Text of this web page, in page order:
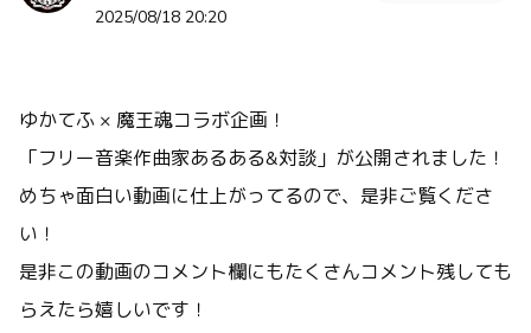
2025/08/18 20:20
ゆかてふ × 魔王魂コラボ企画！
「フリー音楽作曲家あるある&対談」が公開されました！
めちゃ面白い動画に仕上がってるので、是非ご覧くださ
い！
是非この動画のコメント欄にもたくさんコメント残しても
らえたら嬉しいです！